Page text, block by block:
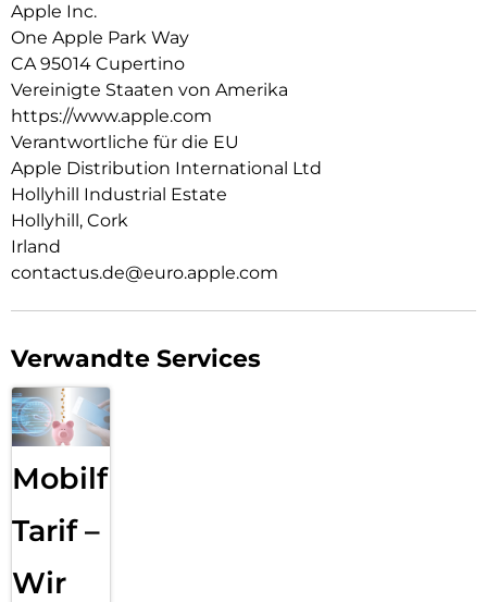
Mit integrierten Magneten, die sich perfekt am iPhone 16
Plus ausrichten, hält das Case ganz einfach und sorgt für
schnelleres kabel­loses Laden. Lass dein iPhone beim Laden
einfach im Case und docke dein MagSafe Ladegerät an oder
leg es auf dein Qi2 oder Qi zertifiziertes Ladegerät.
Wie jedes von Apple entwickelte Case durchläuft es im Laufe
des Design‑ und Fertigungs­prozesses Tausende von
Teststunden. Deshalb sieht es nicht nur großartig aus,
sondern ist auch dafür gemacht, dein iPhone vor Kratzern
und bei Stürzen zu schützen.
Apple Inc.
One Apple Park Way
CA 95014 Cupertino
Vereinigte Staaten von Amerika
https://www.apple.com
Verantwortliche für die EU
Apple Distribution International Ltd
Hollyhill Industrial Estate
Hollyhill, Cork
Irland
contactus.de@euro.apple.com
Verwandte Services
Mobilfunk
Tarif –
Wir